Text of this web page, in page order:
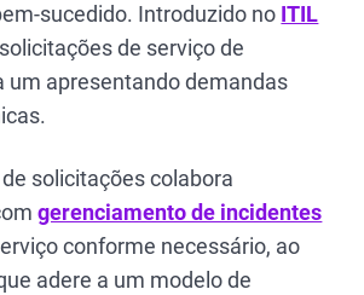
sucedido. Introduzido no ITIL
de serviço de
um apresentando demandas
solicitações colabora
gerenciamento de incidentes
conforme necessário, ao
adere a um modelo de